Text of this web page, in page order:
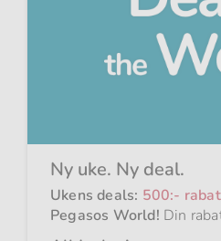
Ny uke. Ny deal.
Ukens deals: 500:-
Pegasos World! Din